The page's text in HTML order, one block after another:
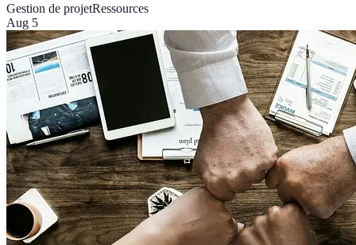
Gestion de projetRessources
Aug 5